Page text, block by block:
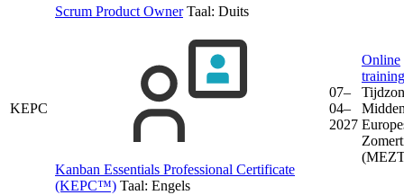
Scrum Product Owner Taal: Duits
KEPC
Kanban Essentials Professional Certificate
(KEPC™) Taal: Engels
07–
04–
2027
Online
training